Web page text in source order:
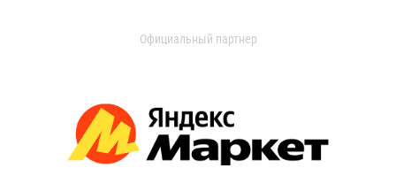
Официальный партнер